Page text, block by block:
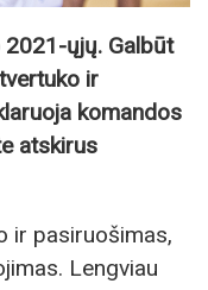
2021-ųjų. Galbūt
ir
komandos
atskirus
ir pasiruošimas,
Lengviau